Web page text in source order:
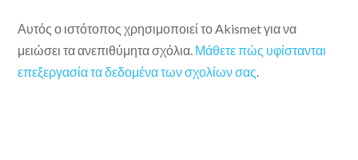
Αυτός ο ιστότοπος χρησιμοποιεί το Akismet για να
μειώσει τα ανεπιθύμητα σχόλια. Μάθετε πώς υφίστανται
επεξεργασία τα δεδομένα των σχολίων σας